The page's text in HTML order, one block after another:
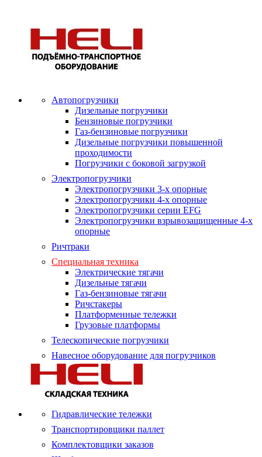
Автопогрузчики
Дизельные погрузчики
Бензиновые погрузчики
Газ-бензиновые погрузчики
Дизельные погрузчики повышенной
проходимости
Погрузчики с боковой загрузкой
Электропогрузчики
Электропогрузчики 3-х опорные
Электропогрузчики 4-х опорные
Электропогрузчики серии EFG
Электропогрузчики взрывозащищенные 4-х
опорные
Ричтраки
Специальная техника
Электрические тягачи
Дизельные тягачи
Газ-бензиновые тягачи
Ричстакеры
Платформенные тележки
Грузовые платформы
Телескопические погрузчики
Навесное оборудование для погрузчиков
Гидравлические тележки
Транспортировщики паллет
Комплектовщики заказов